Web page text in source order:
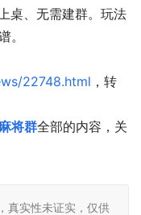
桌、无需建群。玩法
。
22748.html ，转
将群全部的内容，关
真实性未证实，仅供